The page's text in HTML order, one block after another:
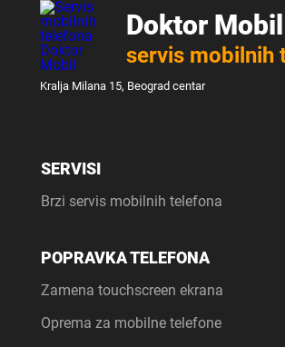
Doktor Mobil
servis mobilnih
Kralja Milana 15, Beograd centar
SERVISI
Brzi servis mobilnih telefona
POPRAVKA TELEFONA
Zamena touchscreen ekrana
Oprema za mobilne telefone